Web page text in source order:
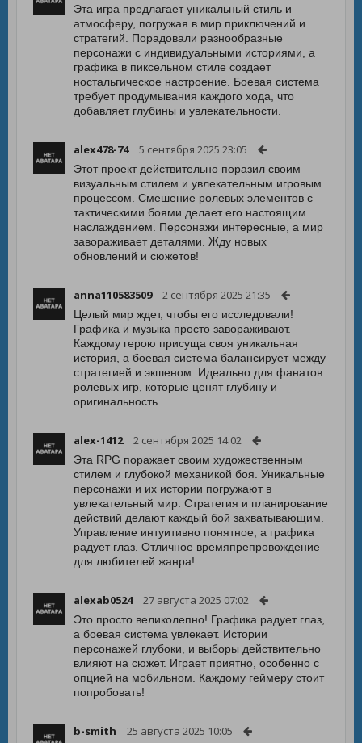
Эта игра предлагает уникальный стиль и
атмосферу, погружая в мир приключений и
стратегий. Порадовали разнообразные
персонажи с индивидуальными историями, а
графика в пиксельном стиле создает
ностальгическое настроение. Боевая система
требует продумывания каждого хода, что
добавляет глубины и увлекательности.
alex478-74 5 сентября 2025 23:05
Этот проект действительно поразил своим
визуальным стилем и увлекательным игровым
процессом. Смешение ролевых элементов с
тактическими боями делает его настоящим
наслаждением. Персонажи интересные, а мир
завораживает деталями. Жду новых
обновлений и сюжетов!
anna110583509 2 сентября 2025 21:35
Целый мир ждет, чтобы его исследовали!
Графика и музыка просто завораживают.
Каждому герою присуща своя уникальная
история, а боевая система балансирует между
стратегией и экшеном. Идеально для фанатов
ролевых игр, которые ценят глубину и
оригинальность.
alex-1412 2 сентября 2025 14:02
Эта RPG поражает своим художественным
стилем и глубокой механикой боя. Уникальные
персонажи и их истории погружают в
увлекательный мир. Стратегия и планирование
действий делают каждый бой захватывающим.
Управление интуитивно понятное, а графика
радует глаз. Отличное времяпрепровождение
для любителей жанра!
alexab0524 27 августа 2025 07:02
Это просто великолепно! Графика радует глаз,
а боевая система увлекает. Истории
персонажей глубоки, и выборы действительно
влияют на сюжет. Играет приятно, особенно с
опцией на мобильном. Каждому геймеру стоит
попробовать!
b-smith 25 августа 2025 10:05